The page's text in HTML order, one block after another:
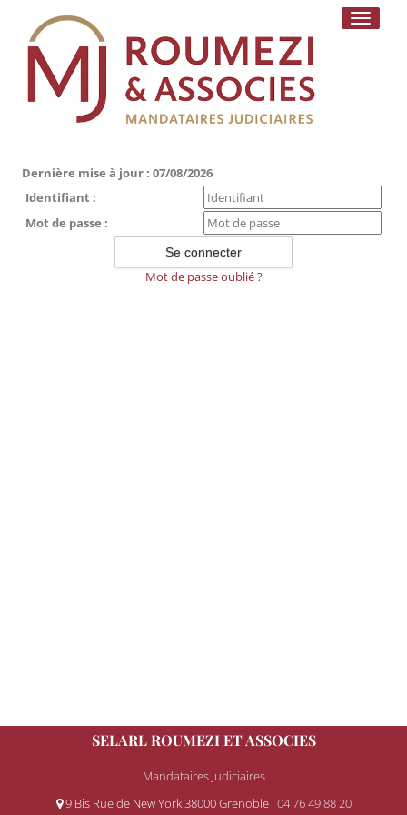
Toggle
Dernière mise à jour : 07/08/2026
Identifiant :
Mot de passe :
Mot de passe oublié ?
SELARL ROUMEZI ET ASSOCIES
Mandataires Judiciaires
9 Bis Rue de New York 38000 Grenoble : 04 76 49 88 20